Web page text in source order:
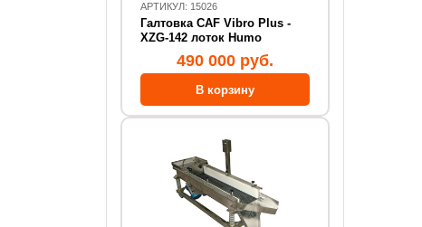
АРТИКУЛ: 15026
Галтовка CAF Vibro Plus -
XZG-142 лоток Humo
490 000 руб.